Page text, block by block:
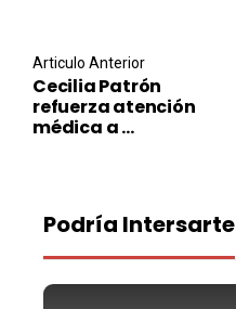
Post navigation
Articulo Anterior
Cecilia Patrón
refuerza atención
médica a ...
Podría Intersarte